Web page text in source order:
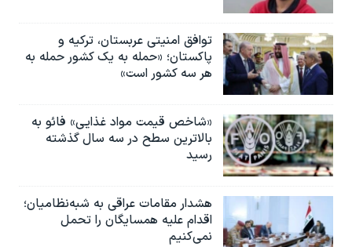
توافق امنیتی عربستان، ترکیه و
پاکستان؛ «حمله به یک کشور حمله به
هر سه کشور است»
«شاخص قیمت مواد غذایی» فائو به
بالاترین سطح در سه سال گذشته
رسید
هشدار مقامات عراقی به شبه‌نظامیان؛
اقدام علیه همسایگان را تحمل
نمی‌کنیم